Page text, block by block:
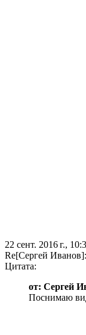
22 сент. 2016 г.,
Re[Сергей Иванов]:
Цитата:
от: Сергей
Поснимаю